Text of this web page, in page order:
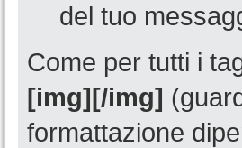
del tuo
Come per tutti i
[img][/img]
formattazione